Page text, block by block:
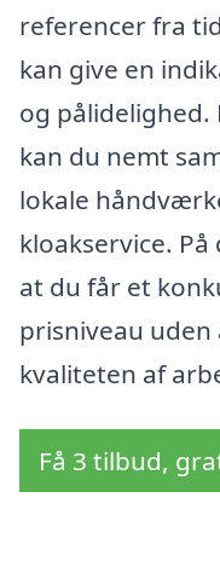
referencer fra
kan give en
og pålidelighed.
kan du nemt
lokale
kloakservice.
at du får et
prisniveau
kvaliteten af
Få 3 tilbud,